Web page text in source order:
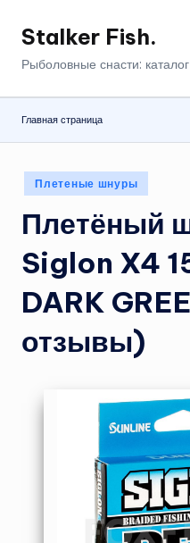
Перейти
Stalker Fish.
Рыболовные снасти:
Главная страница
Опубликовано
в
Плетеные шнуры
Плетёный
Siglon X4
DARK
отзывы)